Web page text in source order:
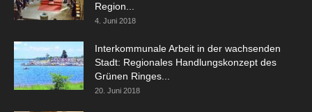
Region...
4. Juni 2018
Interkommunale Arbeit in der wachsenden
Stadt: Regionales Handlungskonzept des
Grünen Ringes...
20. Juni 2018